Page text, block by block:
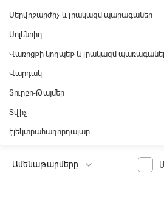
Սերվոշարժիչ և լրակազմ պարագաներ
Սոլենոիդ
Վառոցքի կողպեք և լրակազմ
Վարդակ
Տուրբո-Թայմեր
Տվիչ
էլեկտրահաղորդալար